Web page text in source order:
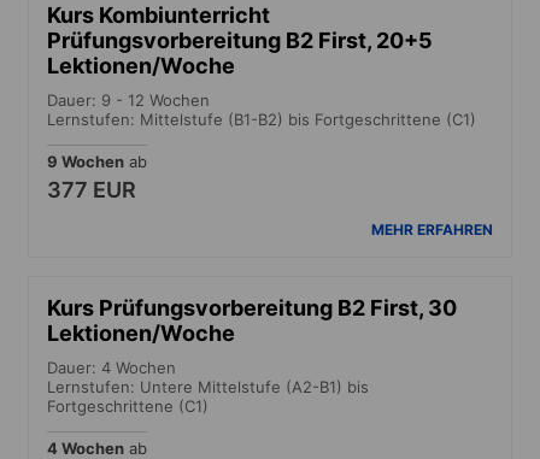
Kurs Kombiunterricht
Prüfungsvorbereitung B2 First, 20+5
Lektionen/Woche
Dauer: 9 - 12 Wochen
Lernstufen: Mittelstufe (B1-B2) bis Fortgeschrittene (C1)
9 Wochen ab
377 EUR
MEHR ERFAHREN
Kurs Prüfungsvorbereitung B2 First, 30
Lektionen/Woche
Dauer: 4 Wochen
Lernstufen: Untere Mittelstufe (A2-B1) bis
Fortgeschrittene (C1)
4 Wochen ab